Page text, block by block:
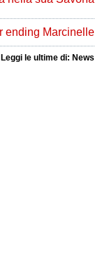
Leggi le ultime di: News